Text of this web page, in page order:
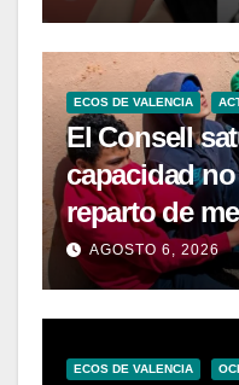
ECOS DE VALENCIA
El Consell
capacidad
reparto de
AGOSTO 6, 2026
ECOS DE VALENCIA